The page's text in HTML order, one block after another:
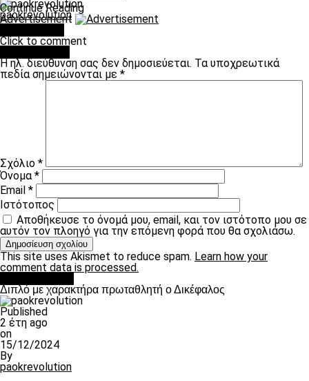
paokrevolution
Continue Reading
Advertisement
Click to comment
Η ηλ. διεύθυνση σας δεν δημοσιεύεται. Τα υποχρεωτικά
πεδία σημειώνονται με *
Σχόλιο *
Όνομα*
Email *
Ιστότοπος
Αποθήκευσε το όνομά μου, email, και τον ιστότοπο μου σε
αυτόν τον πλοηγό για την επόμενη φορά που θα σχολιάσω.
This site uses Akismet to reduce spam. Learn how your
comment data is processed.
Διπλό με χαρακτήρα πρωταθλητή ο Δικέφαλος
Published
2 έτη ago
on
15/12/2024
By
paokrevolution